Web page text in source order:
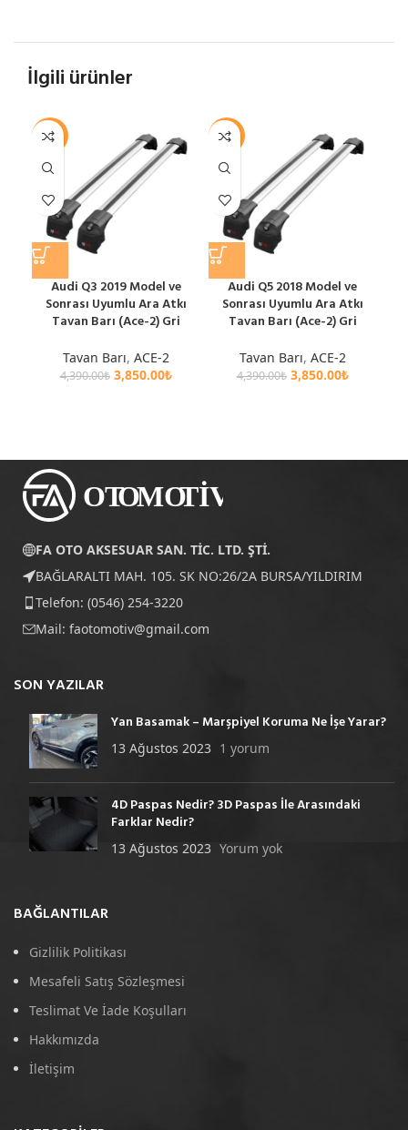
İlgili ürünler
-12%
Audi Q3 2019 Model ve
Sonrası Uyumlu Ara Atkı
Tavan Barı (Ace-2) Gri
Tavan Barı, ACE-2
4,390.00₺ 3,850.00₺
-12%
Audi Q5 2018 Model ve
Sonrası Uyumlu Ara Atkı
Tavan Barı (Ace-2) Gri
Tavan Barı, ACE-2
4,390.00₺ 3,850.00₺
FA OTO AKSESUAR SAN. TİC. LTD. ŞTİ.
BAĞLARALTI MAH. 105. SK NO:26/2A BURSA/YILDIRIM
Telefon: (0546) 254-3220
Mail: faotomotiv@gmail.com
SON YAZILAR
Yan Basamak – Marşpiyel Koruma Ne İşe Yarar?
13 Ağustos 2023 1 yorum
4D Paspas Nedir? 3D Paspas İle Arasındaki
Farklar Nedir?
13 Ağustos 2023 Yorum yok
BAĞLANTILAR
Gizlilik Politikası
Mesafeli Satış Sözleşmesi
Teslimat Ve İade Koşulları
Hakkımızda
İletişim